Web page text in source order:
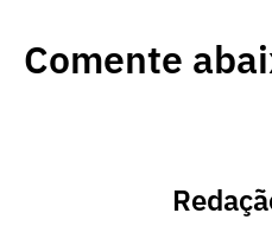
Comente